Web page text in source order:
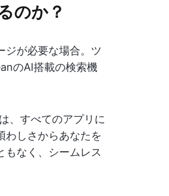
のか？
ジが必要な場合。ツ
のAI搭載の検索機
、すべてのアプリに
わしさからあなたを
もなく、シームレス